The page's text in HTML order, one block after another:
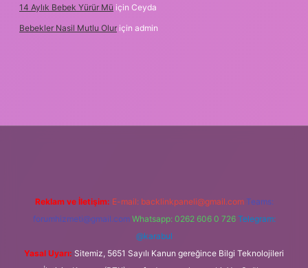
14 Aylık Bebek Yürür Mü için Ceyda
Bebekler Nasil Mutlu Olur için admin
Reklam ve İletişim: E-mail: backlinkpaneli@gmail.com Teams:
forumhizmeti@gmail.com Whatsapp: 0262 606 0 726 Telegram:
@karabul
Yasal Uyarı: Sitemiz, 5651 Sayılı Kanun gereğince Bilgi Teknolojileri